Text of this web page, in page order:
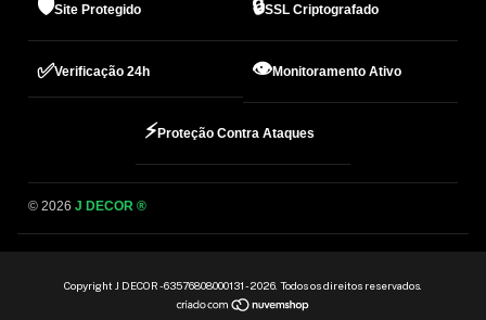
🛡️Site Protegido 🔒SSL Criptografado
✅Verificação 24h 👁️Monitoramento Ativo
⚡Proteção Contra Ataques
© 2026 J DECOR ®
Copyright J DECOR - 63576808000131 - 2026. Todos os direitos reservados.